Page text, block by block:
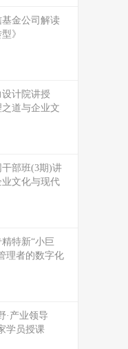
金公司解读
》
计院讲授
之道与企业文
部班(3期)讲
文化与现代
特新“小巨
理者的数字化
·产业领导
学员授课